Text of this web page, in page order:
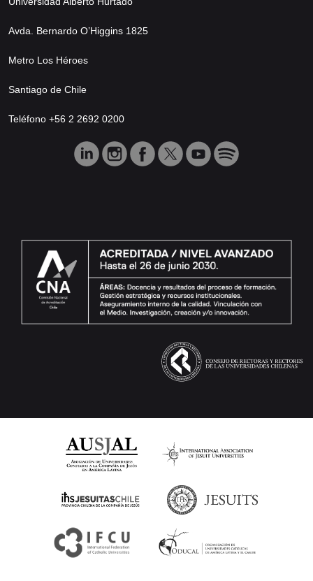
Avda. Bernardo O’Higgins 1825
Metro Los Héroes
Santiago de Chile
Teléfono +56 2 2692 0200